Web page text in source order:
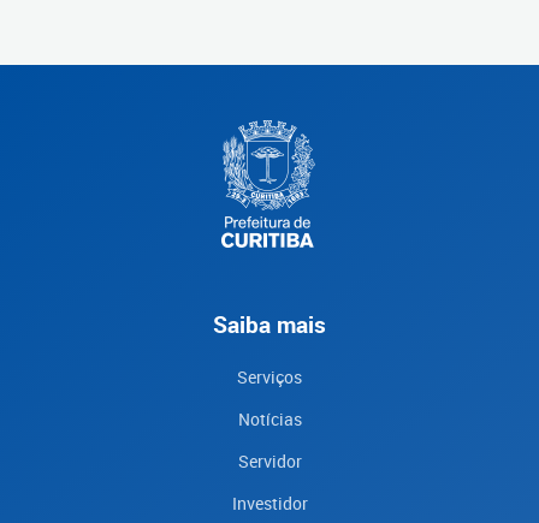
Saiba mais
Serviços
Notícias
Servidor
Investidor